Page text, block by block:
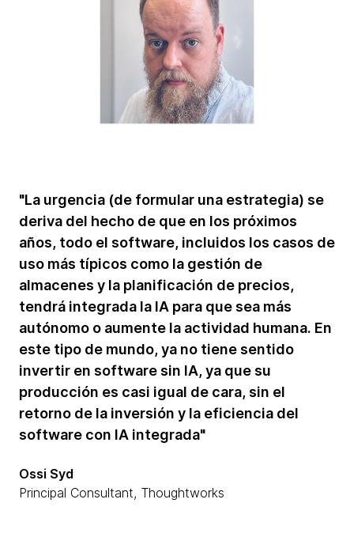
"La urgencia (de formular una estrategia) se
deriva del hecho de que en los próximos
años, todo el software, incluidos los casos de
uso más típicos como la gestión de
almacenes y la planificación de precios,
tendrá integrada la IA para que sea más
autónomo o aumente la actividad humana. En
este tipo de mundo, ya no tiene sentido
invertir en software sin IA, ya que su
producción es casi igual de cara, sin el
retorno de la inversión y la eficiencia del
software con IA integrada"
Ossi Syd
Principal Consultant, Thoughtworks